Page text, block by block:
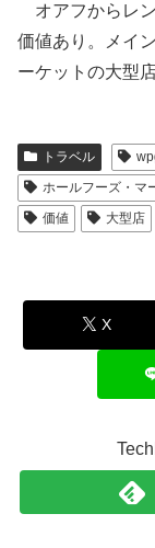
オアフからレ
価値あり。メイ
ーケットの大型店
トラベル
ホールフーズ・マ
価値
大型店
X